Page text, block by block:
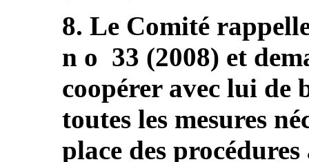
8. Le Comité
n o 33 (2008) et
coopérer avec lui de
toutes les mesures
place des